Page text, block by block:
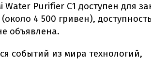
Water Purifier C1 доступен для
4 500 гривен), доступность
объявлена.
событий из мира технологий,